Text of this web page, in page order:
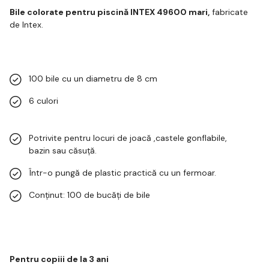
Bile colorate pentru piscină INTEX 49600 mari, fabricate
de Intex.
100 bile cu un diametru de 8 cm
6 culori
Potrivite pentru locuri de joacă ,castele gonflabile,
bazin sau căsuță.
Într-o pungă de plastic practică cu un fermoar.
Conținut: 100 de bucăți de bile
Pentru copiii de la 3 ani